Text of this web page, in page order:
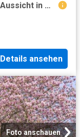
Eigentumswohnung mit grandioser Aussicht in Mannheims bester Lage
Details ansehen
Foto anschauen